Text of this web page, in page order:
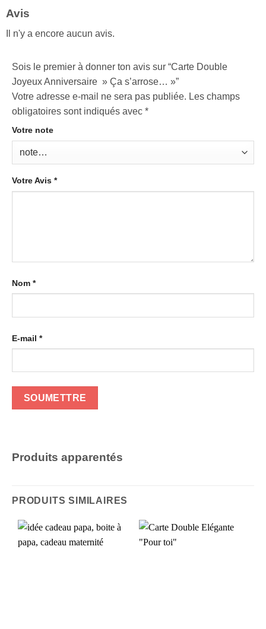
Avis
Il n'y a encore aucun avis.
Sois le premier à donner ton avis sur “Carte Double
Joyeux Anniversaire » Ça s’arrose… »”
Votre adresse e-mail ne sera pas publiée. Les champs
obligatoires sont indiqués avec *
Votre note
Votre Avis *
Nom *
E-mail *
Produits apparentés
PRODUITS SIMILAIRES